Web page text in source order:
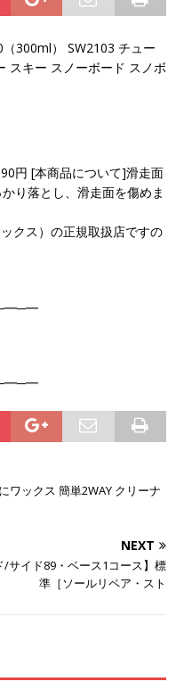
300ml） SW2103 チュー
スキー スノーボード スノボ
円 [本商品について]滑走面
り落とし、滑走面を傷めま
クス）の正規取扱店ですの
ワックス 簡単2WAY クリーナ
NEXT
サイド89・ベース1コース】標
準［ソールリペア・スト